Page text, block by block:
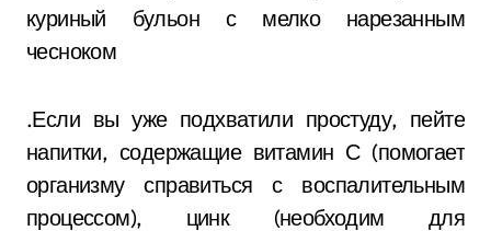
куриный бульон с мелко нарезанным
чесноком
.Если вы уже подхватили простуду, пейте
напитки, содержащие витамин С (помогает
организму справиться с воспалительным
процессом), цинк (необходим для